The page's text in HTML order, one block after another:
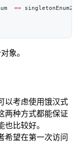
==
象。
以考虑使用饿汉式
两种方式都能保证
比较好。
希望在第一次访问